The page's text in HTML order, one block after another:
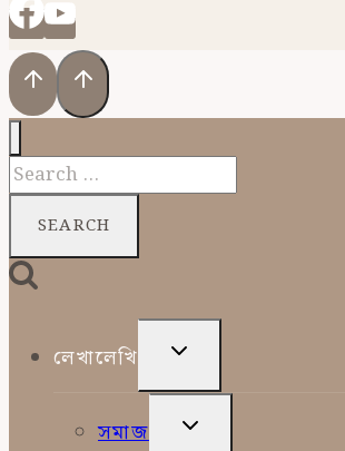
Search
for:
লেখালেখি
TOGGLE
MENU
সমাজ
TOGGLE